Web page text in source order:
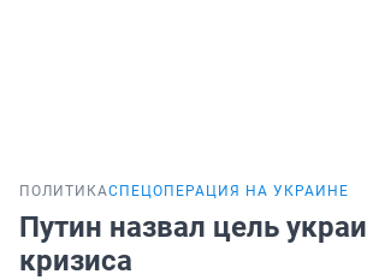
ПОЛИТИКАСПЕЦОПЕРАЦИЯ НА УКРАИНЕ
Путин назвал цель
кризиса